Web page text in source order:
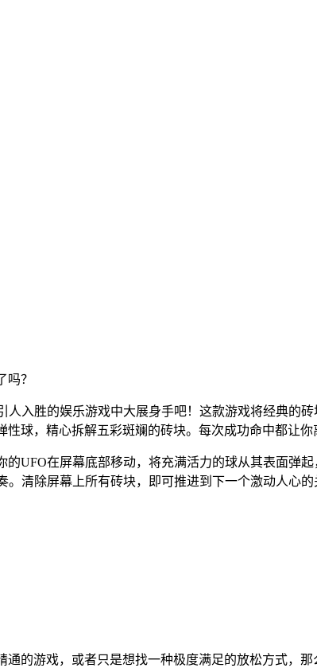
？
人入胜的娱乐游戏中大展身手吧！这款游戏将经典
球，精心拆解五彩斑斓的砖块。每次成功命中都让你
UFO在屏幕底部移动，将充满活力的球从其表面弹
清除屏幕上所有砖块，即可推进到下一个激动人心
的游戏，或者只是想找一种极度满足的放松方式，